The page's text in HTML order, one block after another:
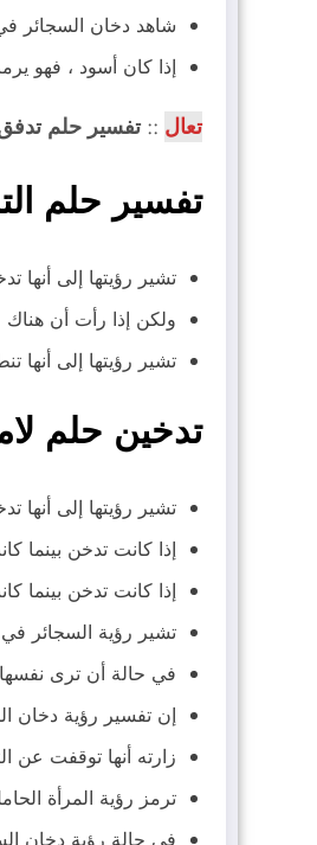
شاهد دخان السجائر
إذا كان أسود ، فهو
تعال ::تفسير حلم تدفق
تفسير حلم
تشير رؤيتها إلى أنها
ولكن إذا رأت أن
تشير رؤيتها إلى أنها
تدخين حلم
تشير رؤيتها إلى أنها
إذا كانت تدخن بينما
إذا كانت تدخن بينما
تشير رؤية السجائر
في حالة أن ترى نفسها
إن تفسير رؤية دخان
زارته أنها توقفت عن
ترمز رؤية المرأة
في حالة رؤية دخان